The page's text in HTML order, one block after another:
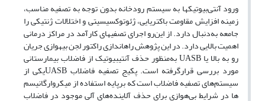
ورود آنتیبیوتیک­ها به سیستم رودخانه بدون توجه به تصفیه مناسب،
زمینه افزایش مقاومت باکتریایی، ژئوتوکسیسیتی و اختلالات ژنتیکی را
جامعه بهدنبال دارد. از اینرو اجرای تصفیه­ای کارآمد در مراکز درمانی
اهمیت بالایی دارد. در این پژوهش راه­اندازی راکتور لجن بی­هوازی جریان
رو به بالا یاUASBبهمنظور حذف آنتی­بیوتیک از فاضلاب بیمارستانی
مورد بررسی قرارگرفته است. پکیج تصفیه فاضلابUASBیکی از
سیستمهایتصفیه فاضلاباست که برپایه استفاده از میکروارگانیسم
ها در شرایط بیهوازی برای حذف آلایندههای آلی موجود در فاضلاب